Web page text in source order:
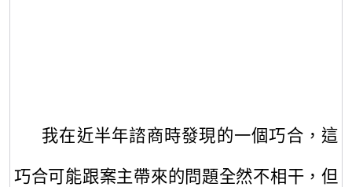
我在近半年諮商時發現的一個巧合， 這
巧合可能跟案主帶來的問題全然不相干，但